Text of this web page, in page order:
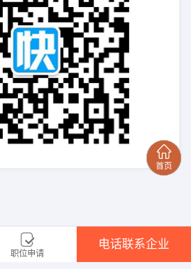
职位申请
电话联系企业